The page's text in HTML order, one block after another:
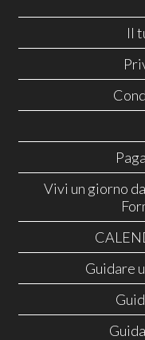
Il
Vivi un giorno
Guidare